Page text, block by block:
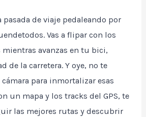
pasada de viaje pedaleando por
Vas a flipar con los
avanzas en tu bici,
de la carretera. Y oye, no te
para inmortalizar esas
un mapa y los tracks del GPS, te
las mejores rutas y descubrir